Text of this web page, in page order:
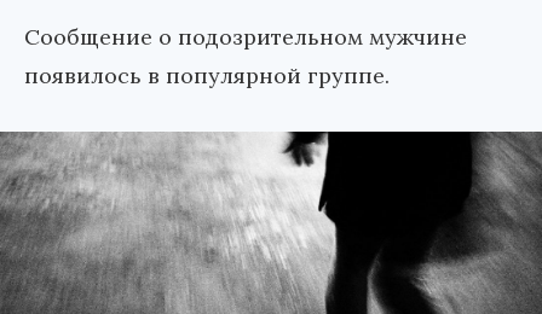
Сообщение о подозрительном мужчине
появилось в популярной группе.